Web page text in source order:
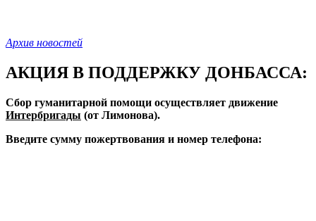
Архив новостей
АКЦИЯ В ПОДДЕРЖКУ ДОНБАССА:
Сбор гуманитарной помощи осуществляет движение
Интербригады (от Лимонова).
Введите сумму пожертвования и номер телефона: